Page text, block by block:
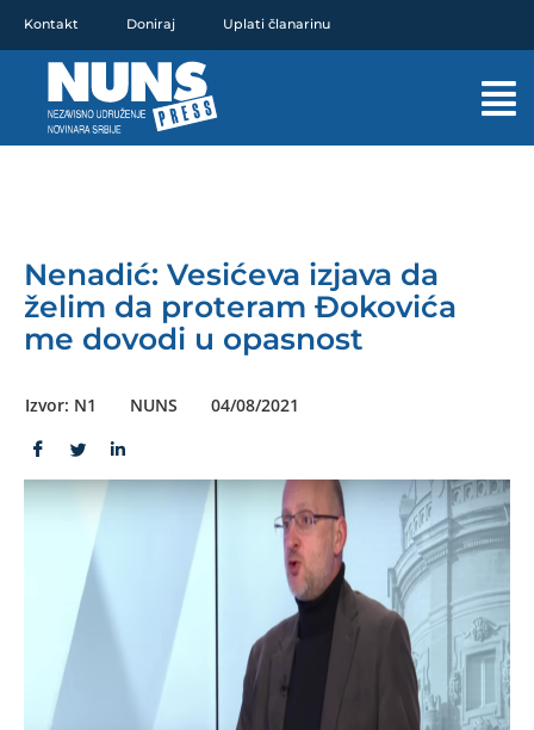
sadržaj
Kontakt Doniraj Uplati članarinu
Nenadić: Vesićeva izjava da
želim da proteram Đokovića
me dovodi u opasnost
Izvor: N1 NUNS 04/08/2021